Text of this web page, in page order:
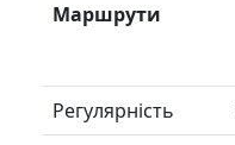
Маршрути
Регулярність